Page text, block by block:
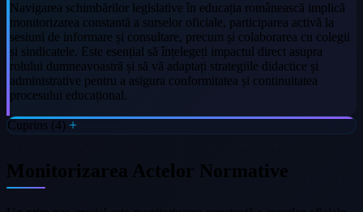
Navigarea schimbărilor legislative în educația românească implică
monitorizarea constantă a surselor oficiale, participarea activă la
sesiuni de informare și consultare, precum și colaborarea cu colegii
și sindicatele. Este esențial să înțelegeți impactul direct asupra
rolului dumneavoastră și să vă adaptați strategiile didactice și
administrative pentru a asigura conformitatea și continuitatea
procesului educațional.
Cuprins (4)
Monitorizarea Actelor Normative